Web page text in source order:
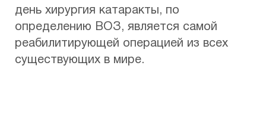
день хирургия катаракты, по
определению ВОЗ, является самой
реабилитирующей операцией из всех
существующих в мире.